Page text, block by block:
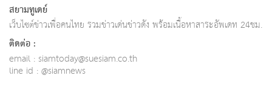
สยามทูเดย์
เว็บไซต์ข่าวเพื่อคนไทย รวมข่าวเด่นข่าวดัง พร้อมเนื้อหาสาระอัพเดท 24ชม.
ติดต่อ :
email : siamtoday@suesiam.co.th
line id : @siamnews